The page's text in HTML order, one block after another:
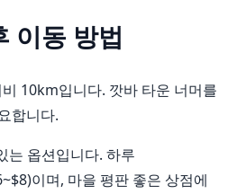
이동 방법
10km입니다. 깟바 타운 너머를
합니다.
는 옵션입니다. 하루
이며, 마을 평판 좋은 상점에